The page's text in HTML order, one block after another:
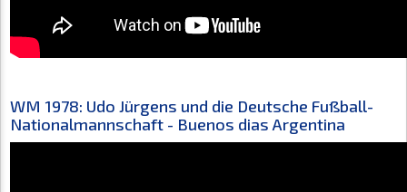
WM 1978: Udo Jürgens und die Deutsche Fußball-
Nationalmannschaft - Buenos dias Argentina